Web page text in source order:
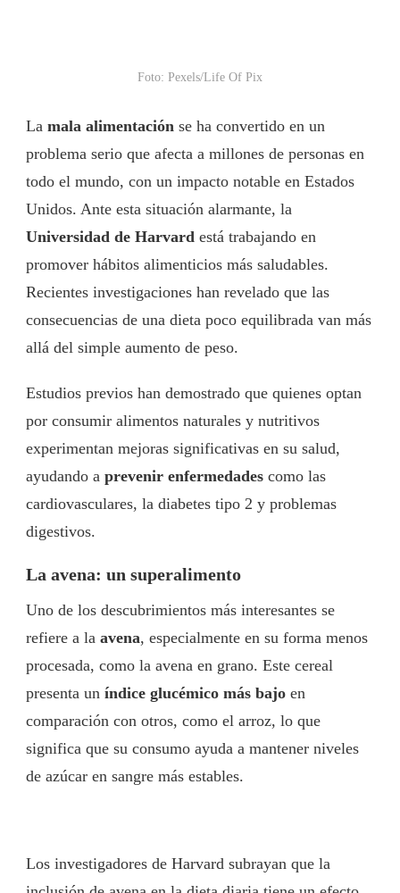
Foto: Pexels/Life Of Pix
La mala alimentación se ha convertido en un
problema serio que afecta a millones de personas en
todo el mundo, con un impacto notable en Estados
Unidos. Ante esta situación alarmante, la
Universidad de Harvard está trabajando en
promover hábitos alimenticios más saludables.
Recientes investigaciones han revelado que las
consecuencias de una dieta poco equilibrada van más
allá del simple aumento de peso.
Estudios previos han demostrado que quienes optan
por consumir alimentos naturales y nutritivos
experimentan mejoras significativas en su salud,
ayudando a prevenir enfermedades como las
cardiovasculares, la diabetes tipo 2 y problemas
digestivos.
La avena: un superalimento
Uno de los descubrimientos más interesantes se
refiere a la avena, especialmente en su forma menos
procesada, como la avena en grano. Este cereal
presenta un índice glucémico más bajo en
comparación con otros, como el arroz, lo que
significa que su consumo ayuda a mantener niveles
de azúcar en sangre más estables.
Los investigadores de Harvard subrayan que la